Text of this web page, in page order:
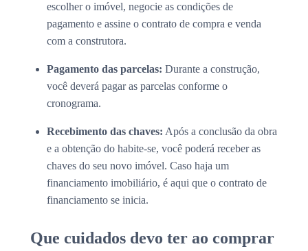
escolher o imóvel, negocie as condições de
pagamento e assine o contrato de compra e venda
com a construtora.
Pagamento das parcelas: Durante a construção,
você deverá pagar as parcelas conforme o
cronograma.
Recebimento das chaves: Após a conclusão da obra
e a obtenção do habite-se, você poderá receber as
chaves do seu novo imóvel. Caso haja um
financiamento imobiliário, é aqui que o contrato de
financiamento se inicia.
Que cuidados devo ter ao comprar